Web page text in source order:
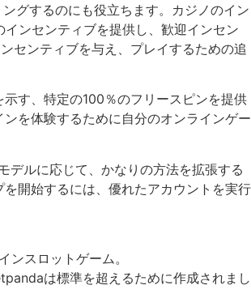
グするのにも役立ちます。カジノのイン
ンセンティブを提供し、歓迎インセン
センティブを与え、プレイするための追
す、特定の100％のフリースピンを提供
を体験するために自分のオンラインゲー
デルに応じて、かなりの方法を拡張する
開始するには、優れたアカウントを実行
スロットゲーム。
は標準を超えるために作成されまし